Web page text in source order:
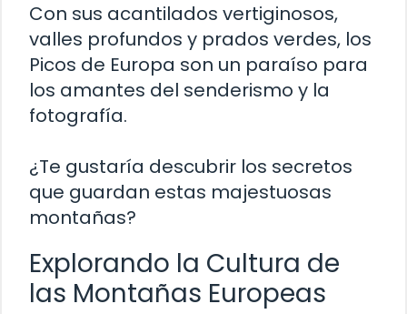
Con sus acantilados vertiginosos,
valles profundos y prados verdes, los
Picos de Europa son un paraíso para
los amantes del senderismo y la
fotografía.
¿Te gustaría descubrir los secretos
que guardan estas majestuosas
montañas?
Explorando la Cultura de
las Montañas Europeas